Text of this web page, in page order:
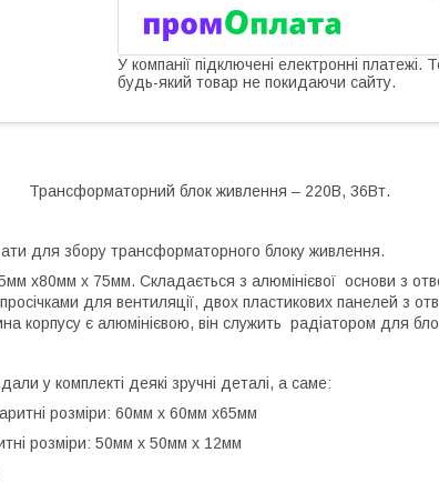
У компанії підключені електронні платежі.
будь-який товар не покидаючи сайту.
Трансформаторний блок живлення – 220В, 36Вт.
для збору трансформаторного блоку живлення.
х80мм х 75мм. Складається з алюмінієвої основи з
для вентиляції, двох пластикових панелей з
корпусу є алюмінієвою, він служить радіатором для
у комплекті деякі зручні деталі, а саме:
розміри: 60мм х 60мм х65мм
розміри: 50мм х 50мм х 12мм